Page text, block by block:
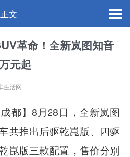
文
革命！全新岚图知音
元起
生活网
成都】8月28日，全新岚图
共推出后驱乾崑版、四驱
崑版三款配置，售价分别